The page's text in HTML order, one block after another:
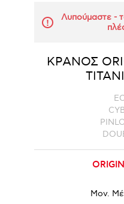
Λυπούμαστε -
ΚΡΑΝΟΣ
Μον.